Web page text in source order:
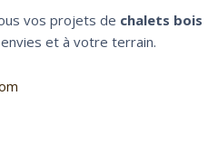
vos projets de chalets bois
et à votre terrain.